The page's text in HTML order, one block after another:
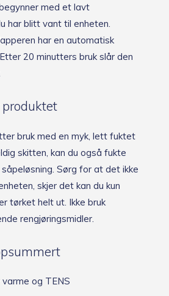
med et lavt
har blitt vant til enheten.
har en automatisk
20 minutters bruk slår den
produktet
bruk med en myk, lett fuktet
skitten, kan du også fukte
Sørg for at det ikke
skjer det kan du kun
tørket helt ut. Ikke bruk
rengjøringsmidler.
og TENS